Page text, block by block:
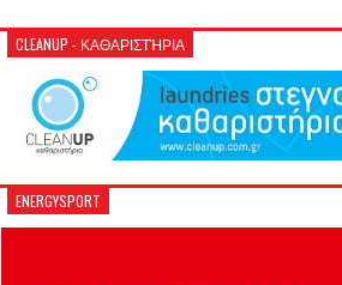
CLEANUP - ΚΑΘΑΡΙΣΤΉΡΙΑ
ENERGYSPORT